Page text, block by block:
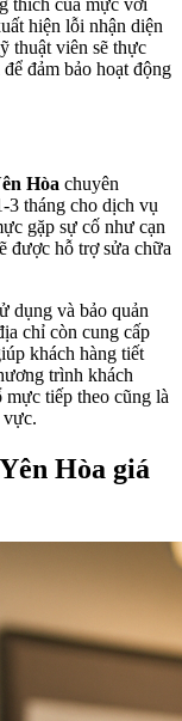
thích của mực với
hiện lỗi nhận diện
thuật viên sẽ thực
đảm bảo hoạt động
Hòa chuyên
3 tháng cho dịch vụ
gặp sự cố như cạn
được hỗ trợ sửa chữa
dụng và bảo quản
chỉ còn cung cấp
khách hàng tiết
trình khách
tiếp theo cũng là
vực.
Hòa giá